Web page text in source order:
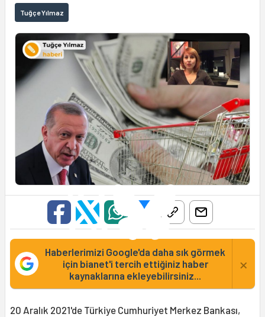
Tuğçe Yılmaz
Haberlerimizi Google'da daha sık görmek
için bianet'i tercih ettiğiniz haber
kaynaklarına ekleyebilirsiniz...
×
20 Aralık 2021'de Türkiye Cumhuriyet Merkez Bankası,